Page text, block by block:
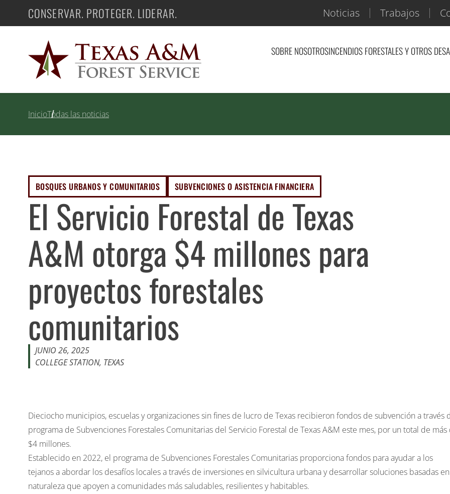
al
Texas A&M Forest Service
CONSERVAR. PROTEGER. LIDERAR. Noticias Trabajos
SOBRE NOSOTROSINCENDIOS FORESTALES Y OTROS
InicioTodas las noticias
El Servicio Forestal de Texas
A&M otorga $4 millones para
proyectos forestales
comunitarios
BOSQUES URBANOS Y COMUNITARIOS SUBVENCIONES O ASISTENCIA FINANCIERA
JUNIO 26, 2025
COLLEGE STATION, TEXAS
Dieciocho municipios, escuelas y organizaciones sin fines de lucro de Texas recibieron fondos de subvención a través
programa de Subvenciones Forestales Comunitarias del Servicio Forestal de Texas A&M este mes, por un total de más
$4 millones.
Establecido en 2022, el programa de Subvenciones Forestales Comunitarias proporciona fondos para ayudar a los
tejanos a abordar los desafíos locales a través de inversiones en silvicultura urbana y desarrollar soluciones basadas
naturaleza que apoyen a comunidades más saludables, resilientes y habitables.